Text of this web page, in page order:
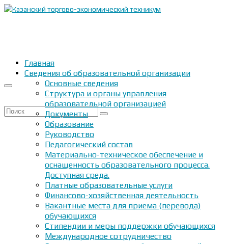
Искать:
Главная
Сведения об образовательной организации
Основные сведения
Структура и органы управления
образовательной организацией
Документы
Образование
Руководство
Педагогический состав
Материально-техническое обеспечение и
оснащенность образовательного процесса.
Доступная среда.
Платные образовательные услуги
Финансово-хозяйственная деятельность
Вакантные места для приема (перевода)
обучающихся
Стипендии и меры поддержки обучающихся
Международное сотрудничество